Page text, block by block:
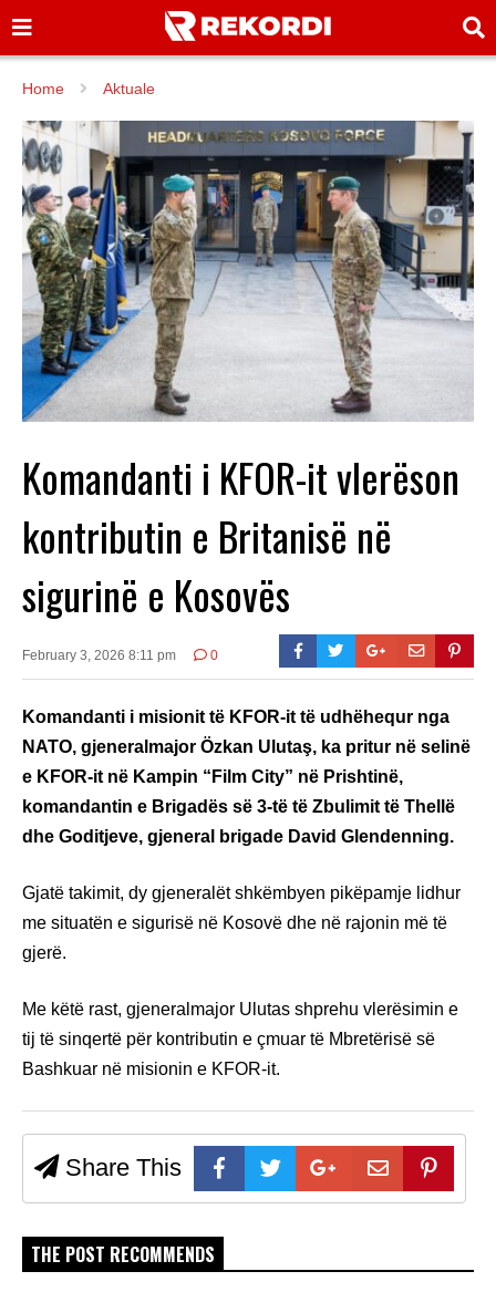
Home Aktuale
Komandanti i KFOR-it vlerëson
kontributin e Britanisë në
sigurinë e Kosovës
February 3, 2026 8:11 pm 0
Komandanti i misionit të KFOR-it të udhëhequr nga
NATO, gjeneralmajor Özkan Ulutaş, ka pritur në selinë
e KFOR-it në Kampin “Film City” në Prishtinë,
komandantin e Brigadës së 3-të të Zbulimit të Thellë
dhe Goditjeve, gjeneral brigade David Glendenning.
Gjatë takimit, dy gjeneralët shkëmbyen pikëpamje lidhur
me situatën e sigurisë në Kosovë dhe në rajonin më të
gjerë.
Me këtë rast, gjeneralmajor Ulutas shprehu vlerësimin e
tij të sinqertë për kontributin e çmuar të Mbretërisë së
Bashkuar në misionin e KFOR-it.
Share This
THE POST RECOMMENDS